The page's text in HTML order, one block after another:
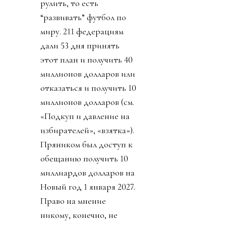
рулить, то есть
“развивать” футбол по
миру. 211 федерациям
дали 53 дня принять
этот план и получить 40
миллионов долларов или
отказаться и получить 10
миллионов долларов (см.
«Подкуп и давление на
избирателей», «взятка»).
Пряником был доступ к
обещанию получить 10
миллиардов долларов на
Новый год 1 января 2027.
Право на мнение
никому, конечно, не